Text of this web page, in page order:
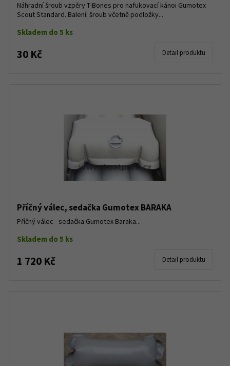
Náhradní šroub vzpěry T-Bones pro nafukovací kánoi Gumotex
Scout Standard. Balení: šroub včetně podložky...
Skladem do 5 ks
30 Kč Detail produktu
Příčný válec, sedačka Gumotex BARAKA
Příčný válec - sedačka Gumotex Baraka...
Skladem do 5 ks
1 720 Kč Detail produktu